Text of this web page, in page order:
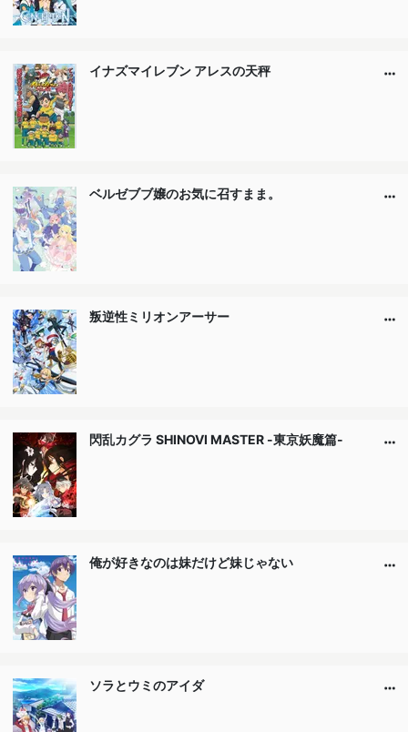
イナズマイレブン アレスの天秤
ベルゼブブ嬢のお気に召すまま。
叛逆性ミリオンアーサー
閃乱カグラ SHINOVI MASTER -東京妖魔篇-
俺が好きなのは妹だけど妹じゃない
ソラとウミのアイダ